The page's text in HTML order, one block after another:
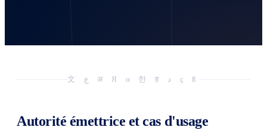
文 ع अ Я α 한 ह د ç ß
Autorité émettrice et cas d'usage